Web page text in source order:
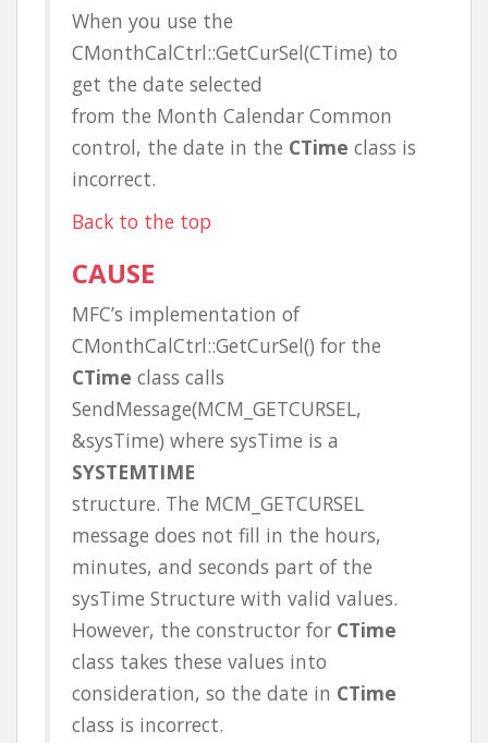
When you use the
CMonthCalCtrl::GetCurSel(CTime) to
get the date selected
from the Month Calendar Common
control, the date in the CTime class is
incorrect.
Back to the top
CAUSE
MFC’s implementation of
CMonthCalCtrl::GetCurSel() for the
CTime class calls
SendMessage(MCM_GETCURSEL,
&sysTime) where sysTime is a
SYSTEMTIME
structure. The MCM_GETCURSEL
message does not fill in the hours,
minutes, and seconds part of the
sysTime Structure with valid values.
However, the constructor for CTime
class takes these values into
consideration, so the date in CTime
class is incorrect.